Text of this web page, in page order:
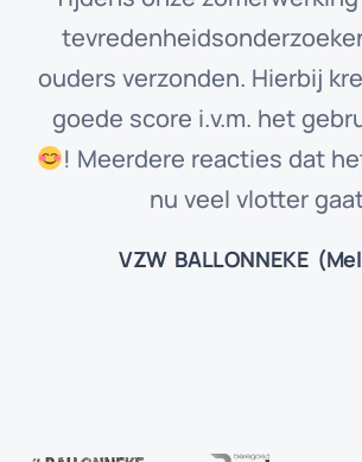
ouders verzonden. Hierbij
goede score i.v.m. het
! Meerdere reacties dat
nu veel vlotter
VZW BALLONNEKE